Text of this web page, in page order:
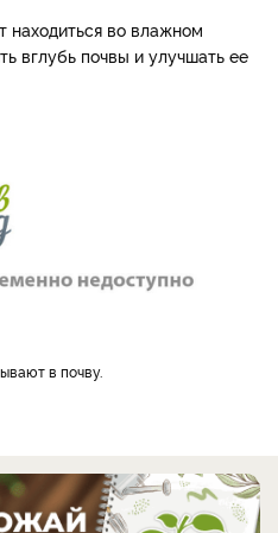
находиться во влажном
вглубь почвы и улучшать ее
в почву.